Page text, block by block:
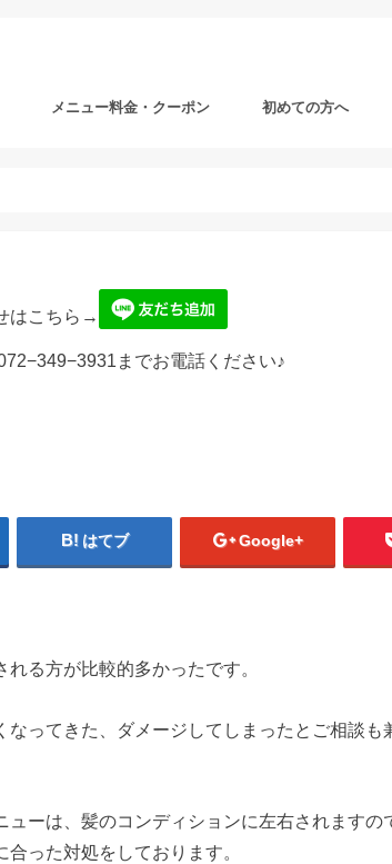
メニュー料金・クーポン 初めての方へ
はこちら→
までお電話ください♪
はてブ Google+
る方が比較的多かったです。
ってきた、ダメージしてしまったとご相談も
ーは、髪のコンディションに左右されますの
った対処をしております。